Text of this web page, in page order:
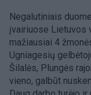
Negalutiniais
įvairiuose Lietuvos
mažiausiai 4
Ugniagesių
Šilalės, Plungės
vieno, galbūt